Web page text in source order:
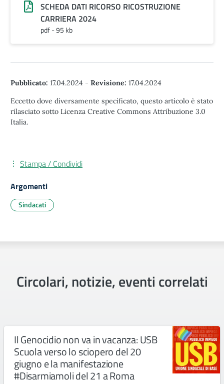
SCHEDA DATI RICORSO RICOSTRUZIONE
CARRIERA 2024
pdf - 95 kb
Pubblicato: 17.04.2024 - Revisione: 17.04.2024
Eccetto dove diversamente specificato, questo articolo è stato
rilasciato sotto Licenza Creative Commons Attribuzione 3.0
Italia.
Stampa / Condividi
Argomenti
Sindacati
Circolari, notizie, eventi correlati
Il Genocidio non va in vacanza: USB
Scuola verso lo sciopero del 20
giugno e la manifestazione
#Disarmiamoli del 21 a Roma